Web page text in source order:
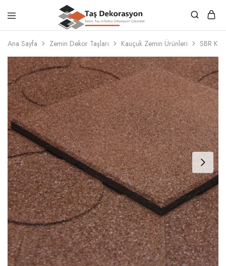
Taş
Dekorasyon
Beton,
Taş
Bahçe
Dekorasyon
Çözümleri
Ana Sayfa Zemin Dekor Taşları Kauçuk Zemin Ürünleri SBR